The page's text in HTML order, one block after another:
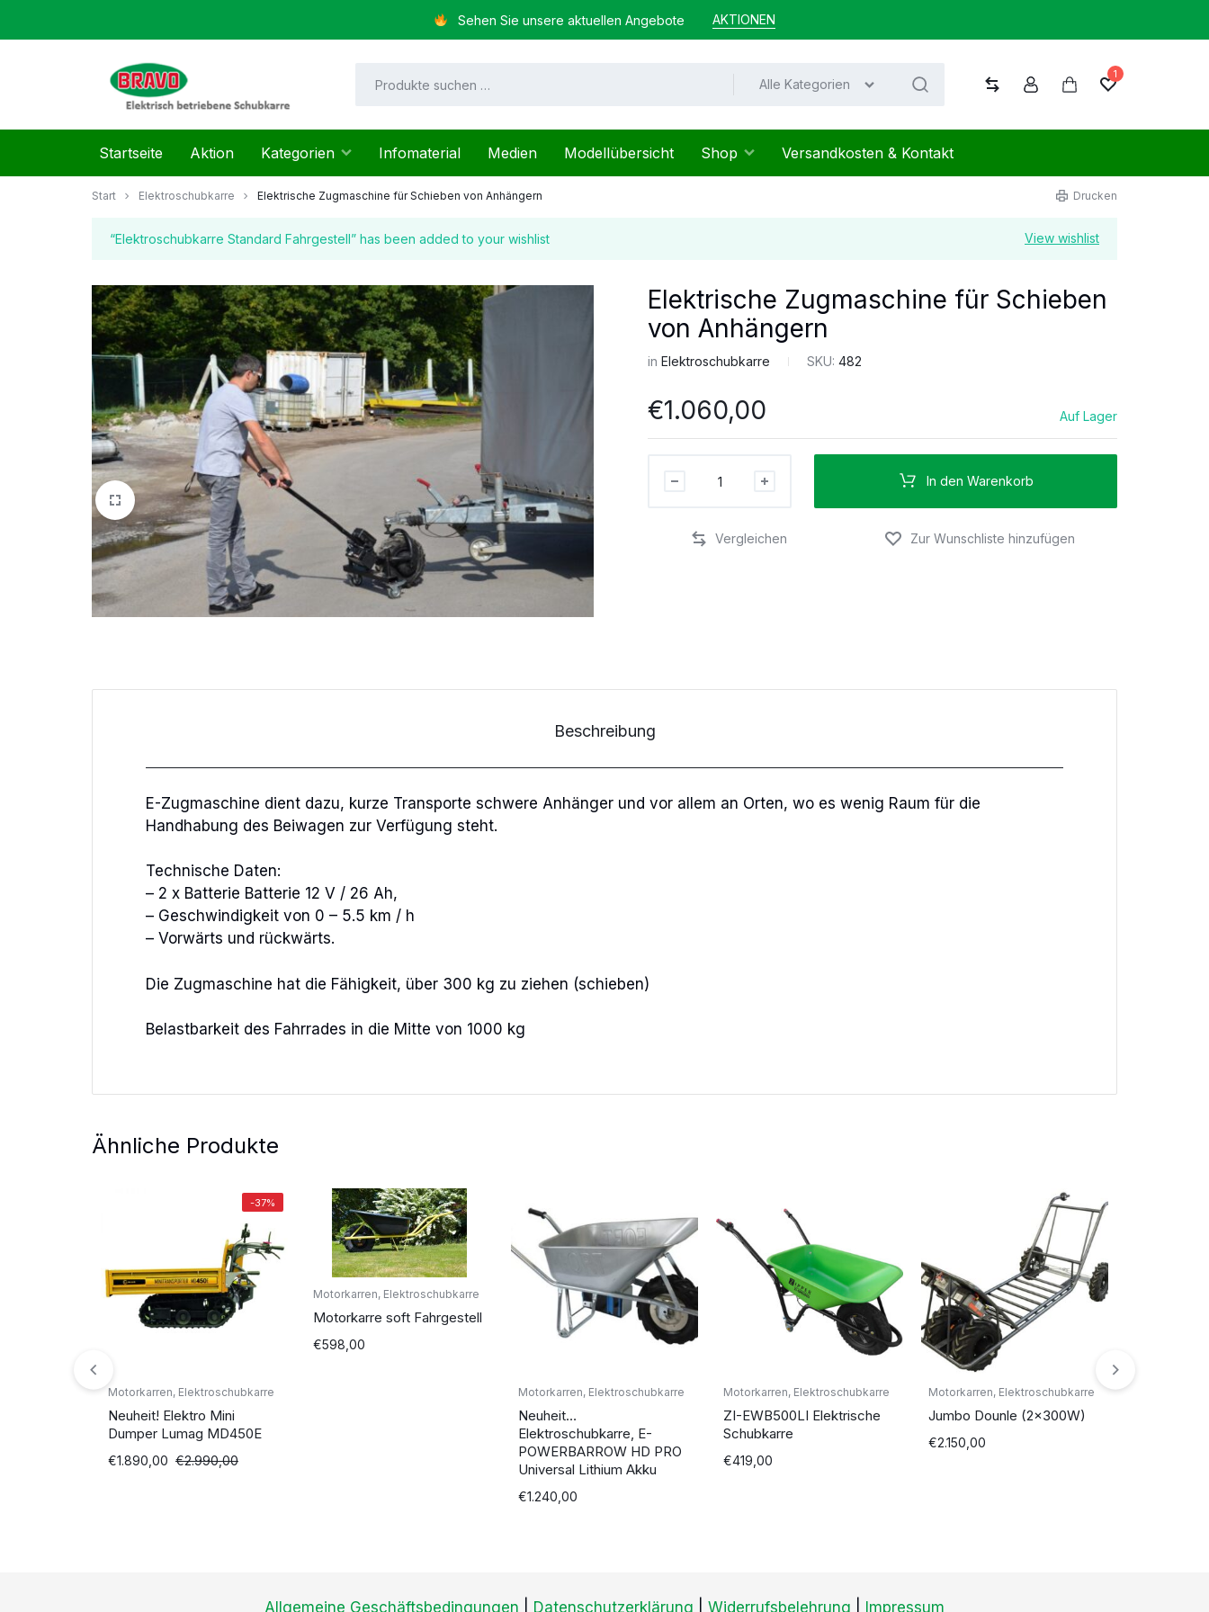
Sehen Sie unsere aktuellen Angebote AKTIONEN
Mayer
Helmut
Alle Kategorien
1
Startseite Aktion Kategorien Infomaterial Medien Modellübersicht Shop Versandkosten & Kontakt
Start Elektroschubkarre Elektrische Zugmaschine für Schieben von Anhängern Drucken
View wishlist
“Elektroschubkarre Standard Fahrgestell” has been added to your wishlist
Elektrische Zugmaschine für Schieben
von Anhängern
inElektroschubkarre SKU:482
€1.060,00 Auf Lager
Zugmaschine
Schieben
In den Warenkorb
Beschreibung
E-Zugmaschine dient dazu, kurze Transporte schwere Anhänger und vor allem an Orten, wo es wenig Raum für die
Handhabung des Beiwagen zur Verfügung steht.
Technische Daten:
– 2 x Batterie Batterie 12 V / 26 Ah,
– Geschwindigkeit von 0 – 5.5 km / h
– Vorwärts und rückwärts.
Die Zugmaschine hat die Fähigkeit, über 300 kg zu ziehen (schieben)
Belastbarkeit des Fahrrades in die Mitte von 1000 kg
Ähnliche Produkte
-37%
Motorkarren, Elektroschubkarre
Neuheit! Elektro Mini
Dumper Lumag MD450E
€1.890,00 €2.990,00
Motorkarren, Elektroschubkarre
Motorkarre soft Fahrgestell
€598,00
Motorkarren, Elektroschubkarre
Neuheit…
Elektroschubkarre, E-
POWERBARROW HD PRO
Universal Lithium Akku
€1.240,00
Motorkarren, Elektroschubkarre
ZI-EWB500LI Elektrische
Schubkarre
€419,00
Motorkarren, Elektroschubkarre
Jumbo Dounle (2x300W)
€2.150,00
Allgemeine Geschäftsbedingungen Datenschutzerklärung Widerrufsbelehrung Impressum